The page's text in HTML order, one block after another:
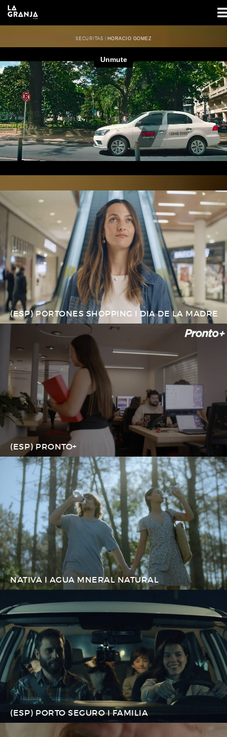
SECURITAS | HORACIO GOMEZ
(ESP) PORTONES SHOPPING I DIA DE LA MADRE
(ESP) PRONTO+
NATIVA I AGUA MNERAL NATURAL
(ESP) PORTO SEGURO I FAMILIA